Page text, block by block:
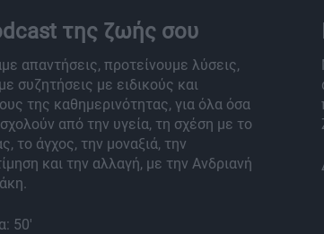
της ζωής σου
απαντήσεις, προτείνουμε λύσεις,
συζητήσεις με ειδικούς και
της καθημερινότητας, για όλα όσα
από την υγεία, τη σχέση με το
το άγχος, την μοναξιά, την
και την αλλαγή, με την Ανδριανή
50'